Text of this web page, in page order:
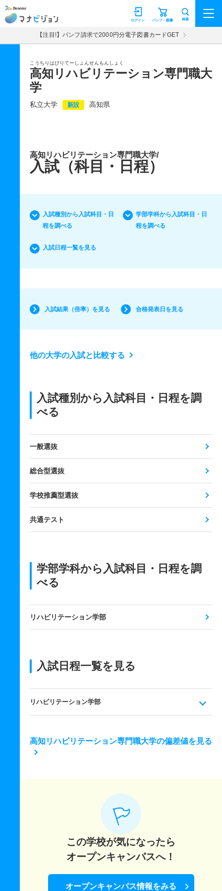
マナビジョン パンフ・願書
ログイン 検索
【注目!】パンフ請求で2000円分電子図書カードGET
こうちりはびりてーしょんせんもんしょく
高知リハビリテーション専門職大
学
私立大学 新設 高知県
高知リハビリテーション専門職大学/
入試（科目・日程）
入試種別から入試科目・日
程を調べる
学部学科から入試科目・日
程を調べる
入試日程一覧を見る
入試結果（倍率）を見る 合格発表日を見る
他の大学の入試と比較する
入試種別から入試科目・日程を調
べる
一般選抜
総合型選抜
学校推薦型選抜
共通テスト
学部学科から入試科目・日程を調
べる
リハビリテーション学部
入試日程一覧を見る
リハビリテーション学部
高知リハビリテーション専門職大学の偏差値を見る
この学校が気になったら
オープンキャンパスへ！
オープンキャンパス情報をみる